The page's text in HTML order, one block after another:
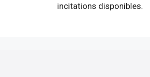
incitations disponibles.